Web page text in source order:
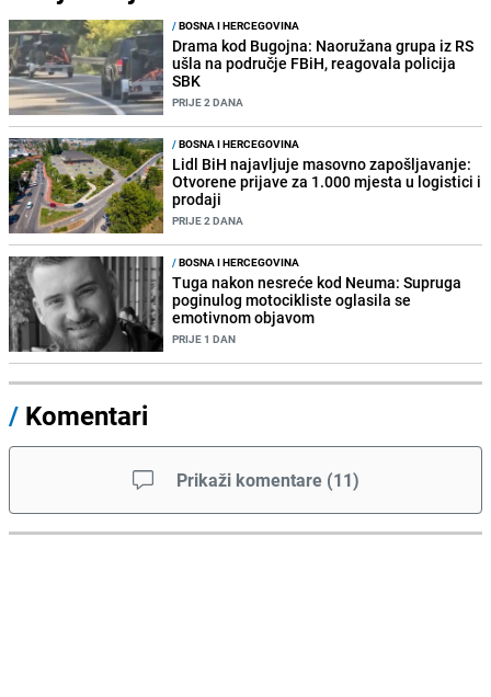
/BOSNA I HERCEGOVINA
Drama kod Bugojna: Naoružana grupa iz RS
ušla na područje FBiH, reagovala policija
SBK
PRIJE 2 DANA
/BOSNA I HERCEGOVINA
Lidl BiH najavljuje masovno zapošljavanje:
Otvorene prijave za 1.000 mjesta u logistici i
prodaji
PRIJE 2 DANA
/BOSNA I HERCEGOVINA
Tuga nakon nesreće kod Neuma: Supruga
poginulog motocikliste oglasila se
emotivnom objavom
PRIJE 1 DAN
/ Komentari
Prikaži komentare (11)